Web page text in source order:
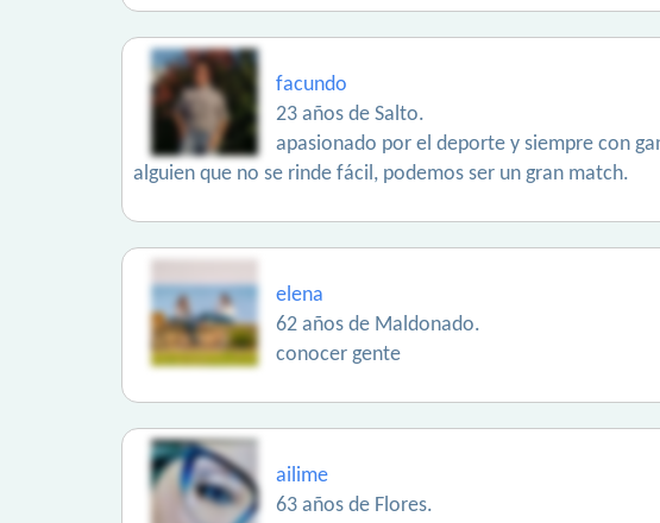
facundo
23 años de Salto.
apasionado por el deporte y siempre con
alguien que no se rinde fácil, podemos ser un gran match.
elena
62 años de Maldonado.
conocer gente
ailime
63 años de Flores.